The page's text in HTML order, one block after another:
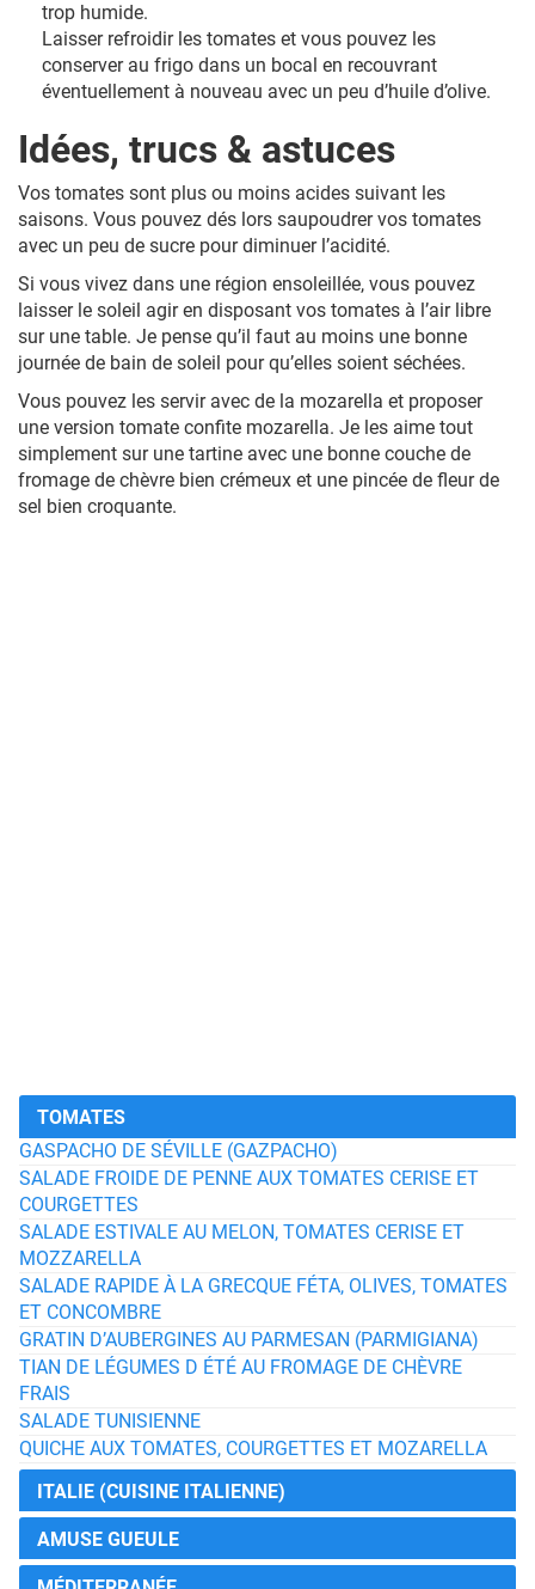
trop humide.
Laisser refroidir les tomates et vous pouvez les
conserver au frigo dans un bocal en recouvrant
éventuellement à nouveau avec un peu d’huile d’olive.
Idées, trucs & astuces
Vos tomates sont plus ou moins acides suivant les
saisons. Vous pouvez dés lors saupoudrer vos tomates
avec un peu de sucre pour diminuer l’acidité.
Si vous vivez dans une région ensoleillée, vous pouvez
laisser le soleil agir en disposant vos tomates à l’air libre
sur une table. Je pense qu’il faut au moins une bonne
journée de bain de soleil pour qu’elles soient séchées.
Vous pouvez les servir avec de la mozarella et proposer
une version tomate confite mozarella. Je les aime tout
simplement sur une tartine avec une bonne couche de
fromage de chèvre bien crémeux et une pincée de fleur de
sel bien croquante.
TOMATES
GASPACHO DE SÉVILLE (GAZPACHO)
SALADE FROIDE DE PENNE AUX TOMATES CERISE ET
COURGETTES
SALADE ESTIVALE AU MELON, TOMATES CERISE ET
MOZZARELLA
SALADE RAPIDE À LA GRECQUE FÉTA, OLIVES, TOMATES
ET CONCOMBRE
GRATIN D’AUBERGINES AU PARMESAN (PARMIGIANA)
TIAN DE LÉGUMES D ÉTÉ AU FROMAGE DE CHÈVRE
FRAIS
SALADE TUNISIENNE
QUICHE AUX TOMATES, COURGETTES ET MOZARELLA
ITALIE (CUISINE ITALIENNE)
AMUSE GUEULE